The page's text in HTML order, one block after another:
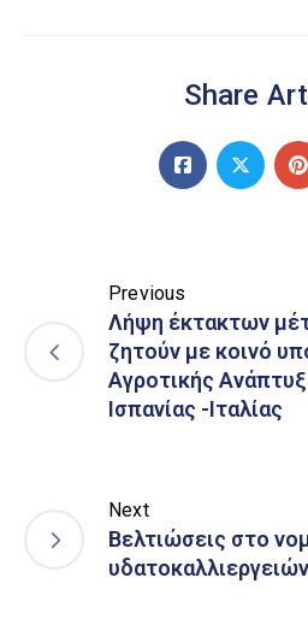
Share
Previous
Λήψη έκτακτων
ζητούν με κοινό
Αγροτικής
Ισπανίας -Ιταλίας
Next
Βελτιώσεις στο
υδατοκαλλιεργειών